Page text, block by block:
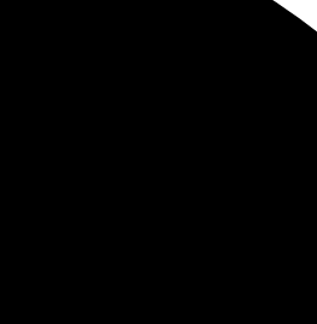
нужный формат, оформила